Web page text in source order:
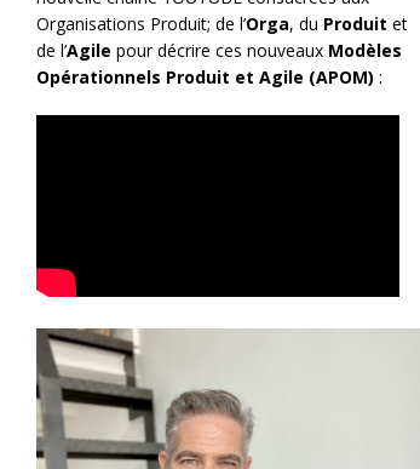
Organisations Produit; de l’Orga, du Produit et
de l’Agile pour décrire ces nouveaux Modèles
Opérationnels Produit et Agile (APOM) :